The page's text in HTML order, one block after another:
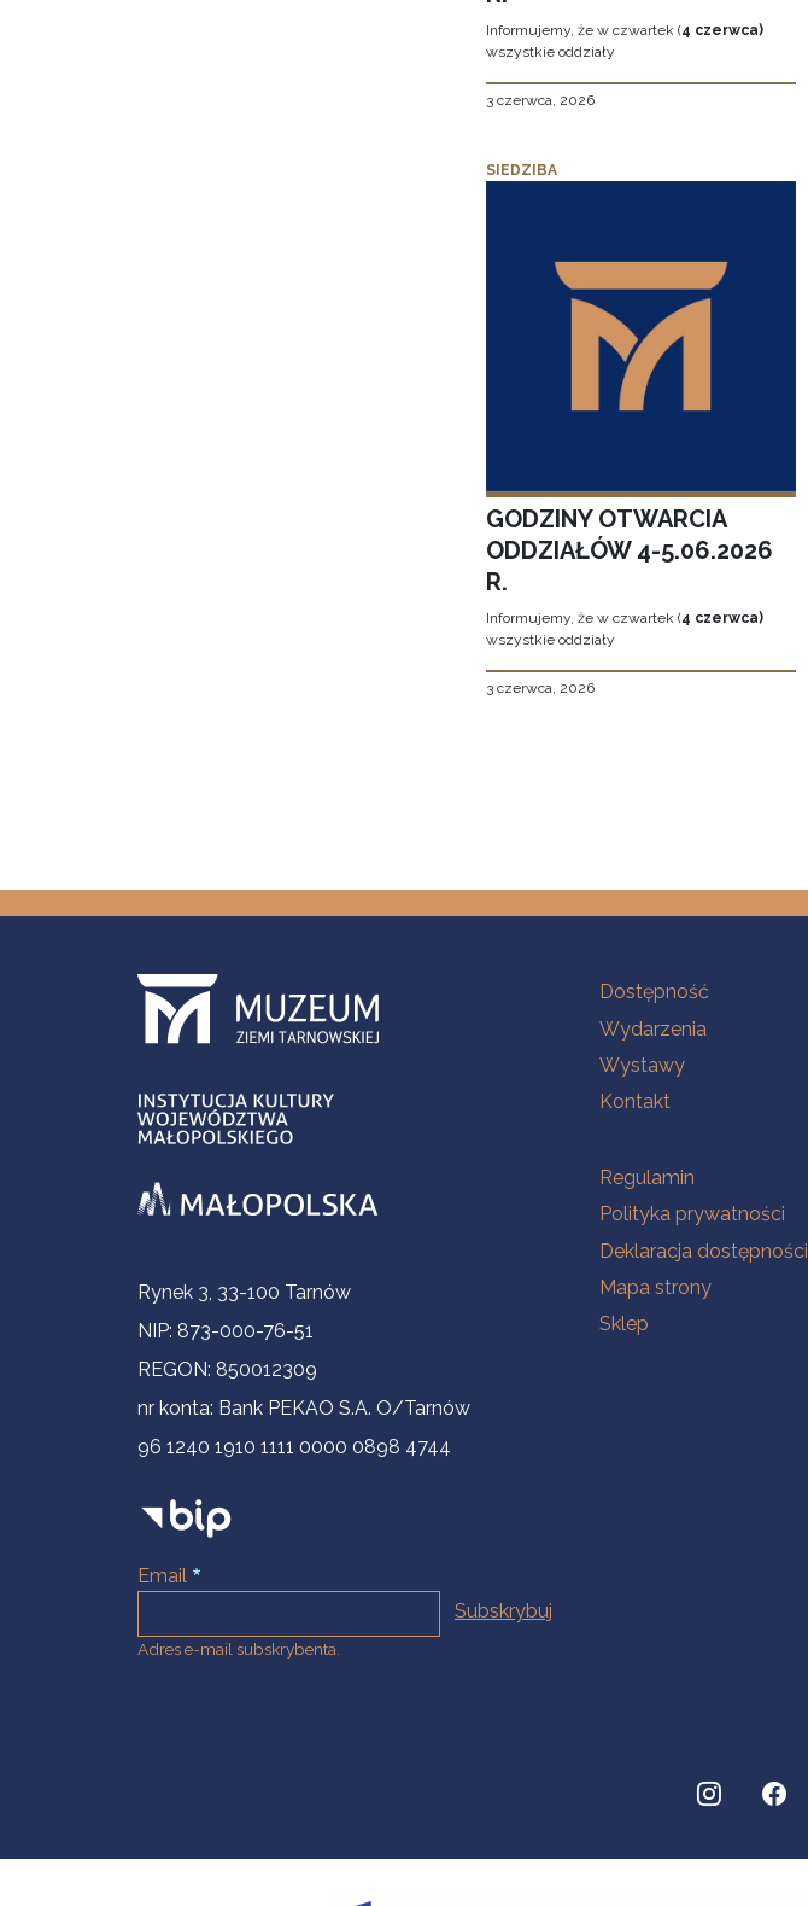
Informujemy, że w czwartek (4 czerwca)
wszystkie oddziały
3 czerwca, 2026
SIEDZIBA
GODZINY OTWARCIA
ODDZIAŁÓW 4-5.06.2026
R.
Informujemy, że w czwartek (4 czerwca)
wszystkie oddziały
3 czerwca, 2026
Informacje kontaktowe
Rynek 3, 33-100 Tarnów
NIP: 873-000-76-51
REGON: 850012309
nr konta: Bank PEKAO S.A. O/Tarnów
96 1240 1910 1111 0000 0898 4744
Email
Adres e-mail subskrybenta.
Na skróty
Dostępność
Wydarzenia
Wystawy
Kontakt
Na skróty
Regulamin
Polityka prywatności
Deklaracja dostępności
Mapa strony
Sklep